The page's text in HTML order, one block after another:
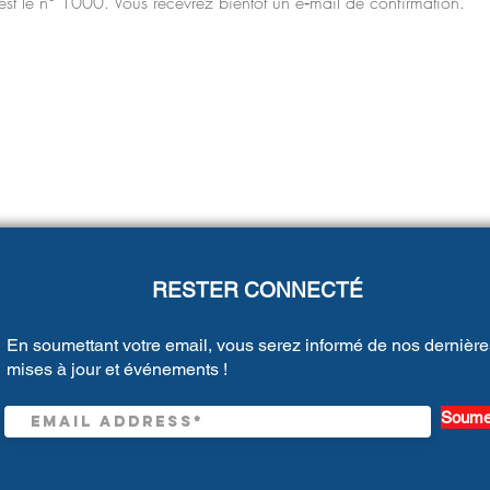
RESTER CONNECTÉ
En soumettant votre email, vous serez informé de nos
mises à jour et événements !